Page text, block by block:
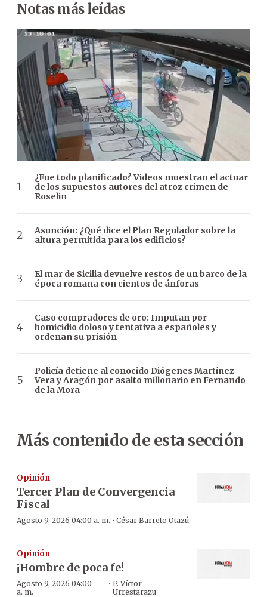
Notas más leídas
¿Fue todo planificado? Videos muestran el actuar
de los supuestos autores del atroz crimen de
Roselin
Asunción: ¿Qué dice el Plan Regulador sobre la
altura permitida para los edificios?
El mar de Sicilia devuelve restos de un barco de la
época romana con cientos de ánforas
Caso compradores de oro: Imputan por
homicidio doloso y tentativa a españoles y
ordenan su prisión
Policía detiene al conocido Diógenes Martínez
Vera y Aragón por asalto millonario en Fernando
de la Mora
Más contenido de esta sección
Opinión
Tercer Plan de Convergencia
Fiscal
Agosto 9, 2026 04:00 a. m. · César Barreto Otazú
Opinión
¡Hombre de poca fe!
Agosto 9, 2026 04:00
a. m.
·P. Víctor
Urrestarazu